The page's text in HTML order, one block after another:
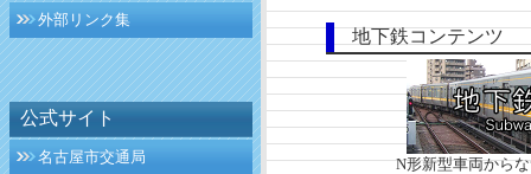
外部リンク集
公式サイト
名古屋市交通局
地下鉄コンテンツ
N形新型車両から